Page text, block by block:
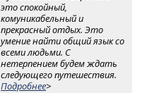
это спокойный,
комуникабельный и
прекрасный отдых. Это
умение найти общий язык со
всеми людьми. С
нетерпением будем ждать
следующего путешествия.
Подробнее>